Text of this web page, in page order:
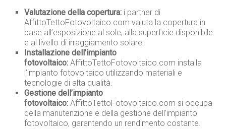
Valutazione della copertura: i partner di
AffittoTettoFotovoltaico.com valuta la copertura in
base all’esposizione al sole, alla superficie disponibile
e al livello di irraggiamento solare.
Installazione dell’impianto
fotovoltaico: AffittoTettoFotovoltaico.com installa
l’impianto fotovoltaico utilizzando materiali e
tecnologie di alta qualità.
Gestione dell’impianto
fotovoltaico: AffittoTettoFotovoltaico.com si occupa
della manutenzione e della gestione dell’impianto
fotovoltaico, garantendo un rendimento costante.